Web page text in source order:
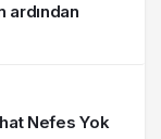
ardından
Nefes Yok